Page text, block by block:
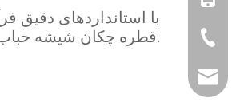
با استانداردهای دقیق
قطره چکان شیشه حباب را برآورده کنید.
+86-510-
harry@u-